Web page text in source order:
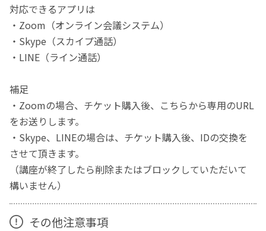
対応できるアプリは
・Zoom（オンライン会議システム）
・Skype（スカイプ通話）
・LINE（ライン通話）
補足
・Zoomの場合、チケット購入後、こちらから専用のURL
をお送りします。
・Skype、LINEの場合は、チケット購入後、IDの交換を
させて頂きます。
（講座が終了したら削除またはブロックしていただいて
構いません）
その他注意事項